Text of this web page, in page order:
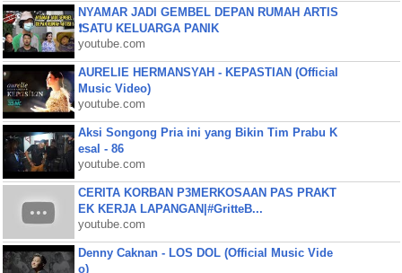
NYAMAR JADI GEMBEL DEPAN RUMAH ARTIS
❗SATU KELUARGA PANIK
youtube.com
AURELIE HERMANSYAH - KEPASTIAN (Official
Music Video)
youtube.com
Aksi Songong Pria ini yang Bikin Tim Prabu K
esal - 86
youtube.com
CERITA KORBAN P3MERKOSAAN PAS PRAKT
EK KERJA LAPANGAN|#GritteB...
youtube.com
Denny Caknan - LOS DOL (Official Music Vide
o)